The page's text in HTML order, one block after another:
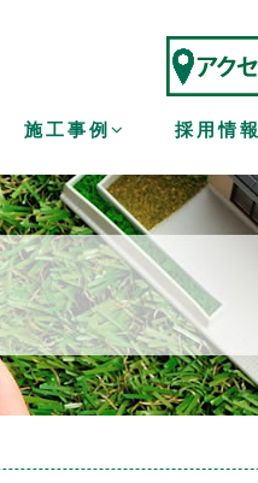
施工事例 採用情報